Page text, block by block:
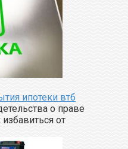
ипотеки втб
о праве
от